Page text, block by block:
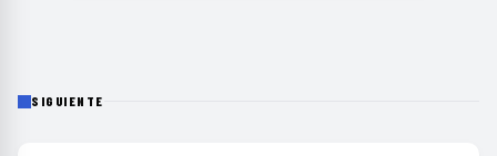
SIGUIENTE